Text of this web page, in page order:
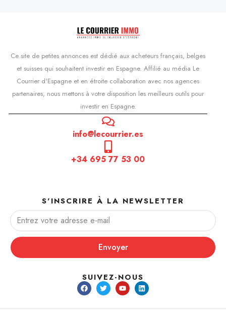
Ce site de petites annonces est dédié aux acheteurs français, belges
et suisses qui souhaitent investir en Espagne. Affilié au média Le
Courrier d'Espagne et en étroite collaboration avec nos agences
partenaires, nous mettons à votre disposition les meilleurs outils pour
investir en Espagne.
info@lecourrier.es
+34 695 77 53 00
S'INSCRIRE À LA NEWSLETTER
Envoyer
SUIVEZ-NOUS